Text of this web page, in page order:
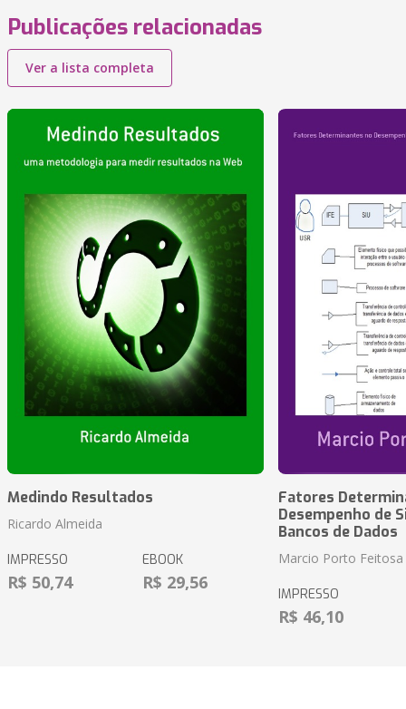
Publicações relacionadas
Ver a lista completa
Medindo Resultados
Ricardo Almeida
IMPRESSO
R$ 50,74
EBOOK
R$ 29,56
Fatores
Desempenho de
Bancos de Dados
Marcio Porto Feitosa
IMPRESSO
R$ 46,10